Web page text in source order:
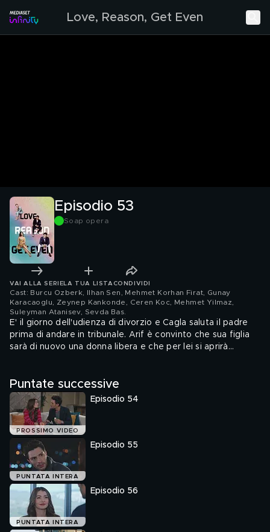
Love, Reason, Get Even
Episodio 53
Soap opera
VAI ALLA SERIE LA TUA LISTA CONDIVIDI
Cast: Burcu Ozberk, Ilhan Sen, Mehmet Korhan Firat, Gunay
Karacaoglu, Zeynep Kankonde, Ceren Koc, Mehmet Yilmaz,
Suleyman Atanisev, Sevda Bas
E' il giorno dell'udienza di divorzio e Cagla saluta il padre
prima di andare in tribunale. Arif è convinto che sua figlia
sarà di nuovo una donna libera e che per lei si aprirà
mette in atto il suo piano: in tribunale, gli confessa di
essere incinta. L'uomo è sconvolto.
Puntate successive
PROSSIMO VIDEO
Episodio 54
PUNTATA INTERA
Episodio 55
PUNTATA INTERA
Episodio 56